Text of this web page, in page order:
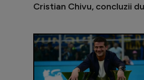
Cristian Chivu, concluzii